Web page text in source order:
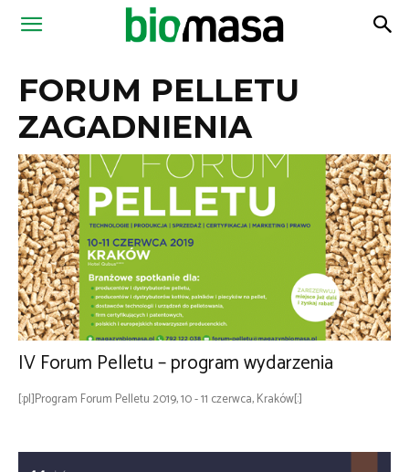
Magazyn
FORUM PELLETU
ZAGADNIENIA
IV Forum Pelletu – program wydarzenia
[:pl]Program Forum Pelletu 2019, 10 - 11 czerwca, Kraków[:]